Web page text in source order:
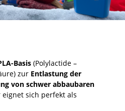
Basis (Polylactide –
zur Entlastung der
von schwer abbaubaren
eignet sich perfekt als